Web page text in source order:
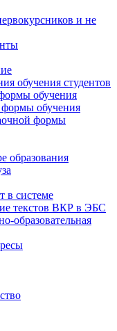
и не
обучения студентов
обучения
формы обучения
формы
образования
в системе
текстов ВКР в ЭБС
образовательная